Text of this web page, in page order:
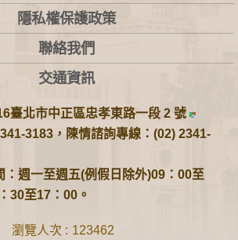
隱私權保護政策
聯絡我們
交通資訊
臺北市中正區忠孝東路一段 2 號
3183，陳情諮詢專線：(02) 2341-
：週一至週五(例假日除外)09：00至
30至17：00。
瀏覽人次 123462